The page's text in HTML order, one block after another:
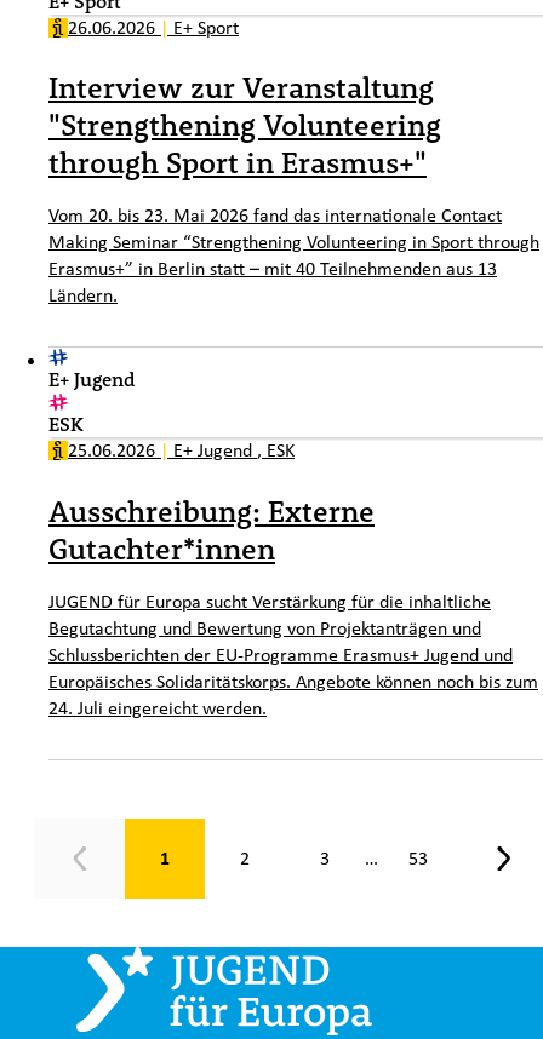
26.06.2026 | E+ Sport
Interview zur Veranstaltung
"Strengthening Volunteering
through Sport in Erasmus+"
Vom 20. bis 23. Mai 2026 fand das internationale Contact
Making Seminar “Strengthening Volunteering in Sport through
Erasmus+” in Berlin statt – mit 40 Teilnehmenden aus 13
Ländern.
E+ Jugend
ESK
25.06.2026 | E+ Jugend , ESK
Ausschreibung: Externe
Gutachter*innen
JUGEND für Europa sucht Verstärkung für die inhaltliche
Begutachtung und Bewertung von Projektanträgen und
Schlussberichten der EU-Programme Erasmus+ Jugend und
Europäisches Solidaritätskorps. Angebote können noch bis zum
24. Juli eingereicht werden.
Zurück 1 2 3 … 53